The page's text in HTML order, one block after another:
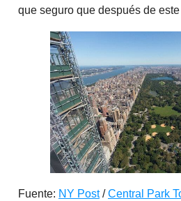
que seguro que después de
Fuente: NY Post/Central Park